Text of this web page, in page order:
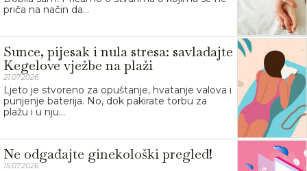
priča na način da...
Sunce, pijesak i nula stresa: savladajte
Kegelove vježbe na plaži
21.07.2026.
Ljeto je stvoreno za opuštanje, hvatanje valova i
punjenje baterija. No, dok pakirate torbu za
plažu i u nju...
Ne odgađajte ginekološki pregled!
15.07.2026.